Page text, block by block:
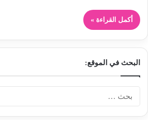
أكمل القراءة »
البحث في الموقع: